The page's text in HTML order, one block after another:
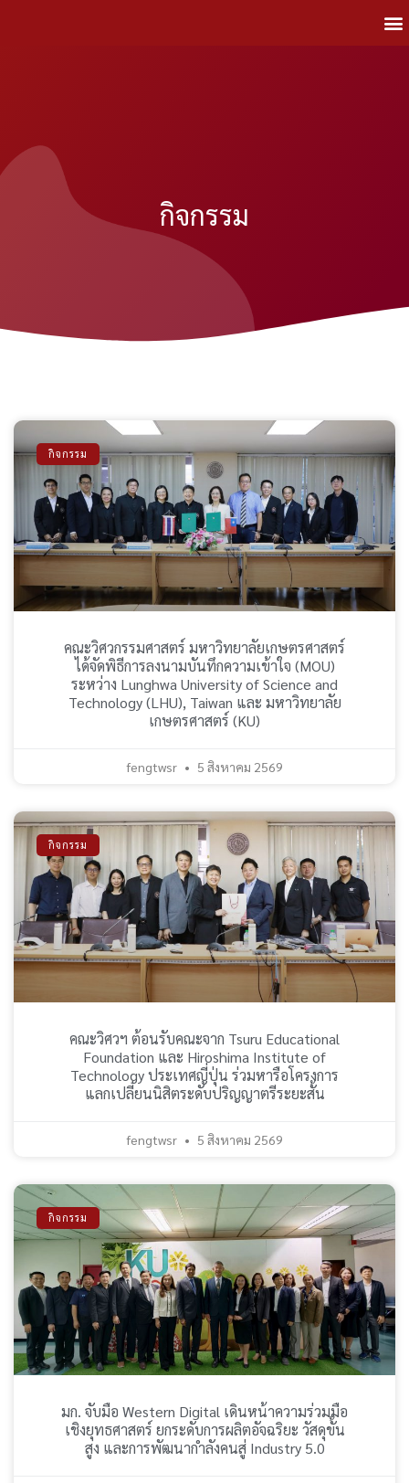
กิจกรรม
กิจกรรม
คณะวิศวกรรมศาสตร์ มหาวิทยาลัยเกษตรศาสตร์
ได้จัดพิธีการลงนามบันทึกความเข้าใจ (MOU)
ระหว่าง Lunghwa University of Science and
Technology (LHU), Taiwan และ มหาวิทยาลัย
เกษตรศาสตร์ (KU)
fengtwsr 5 สิงหาคม 2569
กิจกรรม
คณะวิศวฯ ต้อนรับคณะจาก Tsuru Educational
Foundation และ Hiroshima Institute of
Technology ประเทศญี่ปุ่น ร่วมหารือโครงการ
แลกเปลี่ยนนิสิตระดับปริญญาตรีระยะสั้น
fengtwsr 5 สิงหาคม 2569
กิจกรรม
มก. จับมือ Western Digital เดินหน้าความร่วมมือ
เชิงยุทธศาสตร์ ยกระดับการผลิตอัจฉริยะ วัสดุขั้น
สูง และการพัฒนากำลังคนสู่ Industry 5.0